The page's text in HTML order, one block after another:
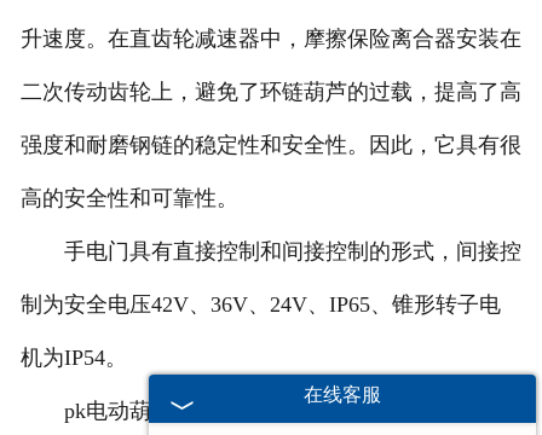
升速度。在直齿轮减速器中，摩擦保险离合器安装在
二次传动齿轮上，避免了环链葫芦的过载，提高了高
强度和耐磨钢链的稳定性和安全性。因此，它具有很
高的安全性和可靠性。
手电门具有直接控制和间接控制的形式，间接控
制为安全电压42V、36V、24V、IP65、锥形转子电
机为IP54。
pk电动葫芦广泛应用于机械制造、汽车、电子、
在线客服